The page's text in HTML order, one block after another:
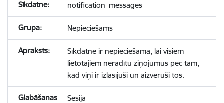
notification_messages
Nepieciešams
Sīkdatne ir nepieciešama, lai visiem
lietotājiem nerādītu ziņojumus pēc tam,
kad viņi ir izlasījuši un aizvēruši tos.
Sesija